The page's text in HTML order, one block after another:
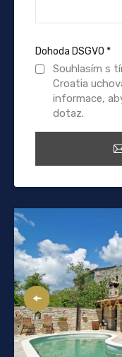
Dohoda DSGVO *
Souhlasím s
Croatia
informace,
dotaz.